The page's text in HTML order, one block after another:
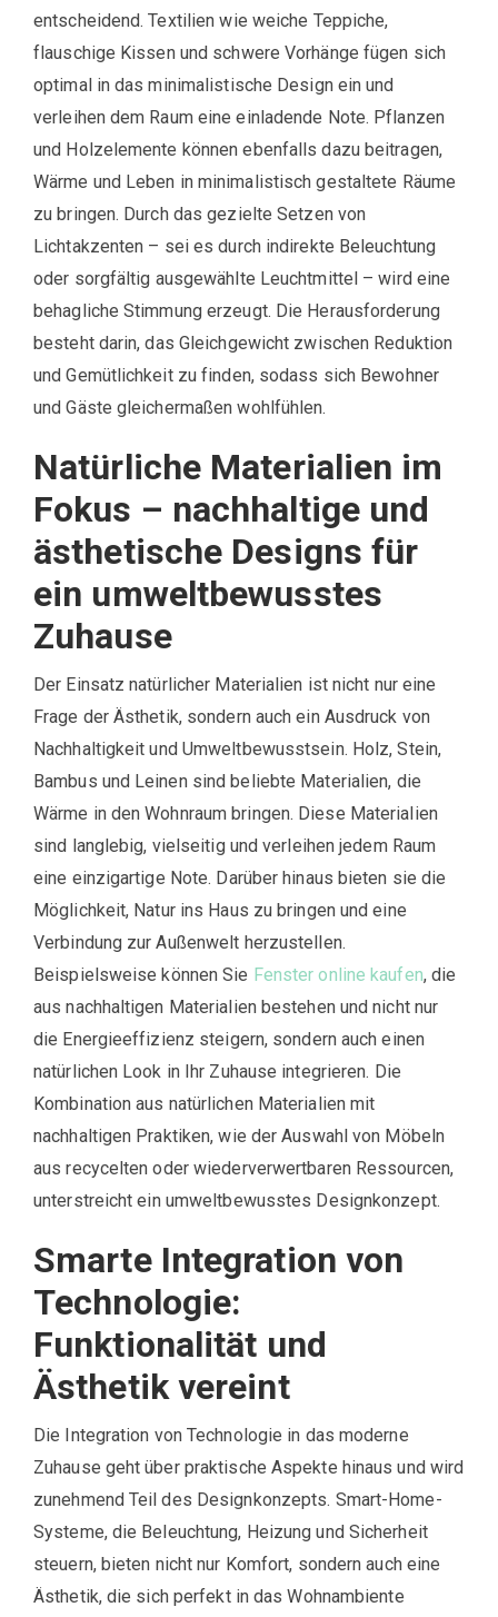
entscheidend. Textilien wie weiche Teppiche,
flauschige Kissen und schwere Vorhänge fügen sich
optimal in das minimalistische Design ein und
verleihen dem Raum eine einladende Note. Pflanzen
und Holzelemente können ebenfalls dazu beitragen,
Wärme und Leben in minimalistisch gestaltete Räume
zu bringen. Durch das gezielte Setzen von
Lichtakzenten – sei es durch indirekte Beleuchtung
oder sorgfältig ausgewählte Leuchtmittel – wird eine
behagliche Stimmung erzeugt. Die Herausforderung
besteht darin, das Gleichgewicht zwischen Reduktion
und Gemütlichkeit zu finden, sodass sich Bewohner
und Gäste gleichermaßen wohlfühlen.
Natürliche Materialien im
Fokus – nachhaltige und
ästhetische Designs für
ein umweltbewusstes
Zuhause
Der Einsatz natürlicher Materialien ist nicht nur eine
Frage der Ästhetik, sondern auch ein Ausdruck von
Nachhaltigkeit und Umweltbewusstsein. Holz, Stein,
Bambus und Leinen sind beliebte Materialien, die
Wärme in den Wohnraum bringen. Diese Materialien
sind langlebig, vielseitig und verleihen jedem Raum
eine einzigartige Note. Darüber hinaus bieten sie die
Möglichkeit, Natur ins Haus zu bringen und eine
Verbindung zur Außenwelt herzustellen.
Beispielsweise können Sie Fenster online kaufen, die
aus nachhaltigen Materialien bestehen und nicht nur
die Energieeffizienz steigern, sondern auch einen
natürlichen Look in Ihr Zuhause integrieren. Die
Kombination aus natürlichen Materialien mit
nachhaltigen Praktiken, wie der Auswahl von Möbeln
aus recycelten oder wiederverwertbaren Ressourcen,
unterstreicht ein umweltbewusstes Designkonzept.
Smarte Integration von
Technologie:
Funktionalität und
Ästhetik vereint
Die Integration von Technologie in das moderne
Zuhause geht über praktische Aspekte hinaus und wird
zunehmend Teil des Designkonzepts. Smart-Home-
Systeme, die Beleuchtung, Heizung und Sicherheit
steuern, bieten nicht nur Komfort, sondern auch eine
Ästhetik, die sich perfekt in das Wohnambiente